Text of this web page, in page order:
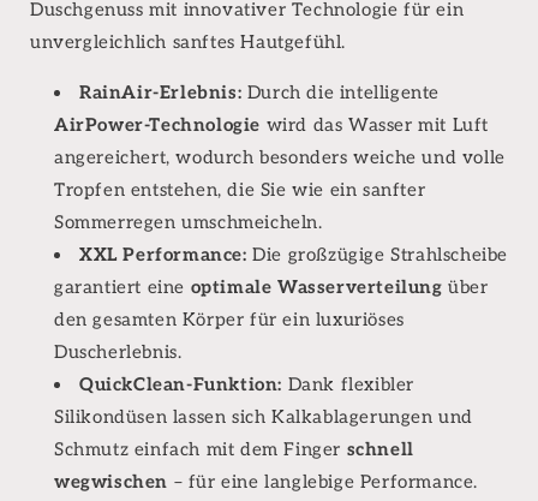
Duschgenuss mit innovativer Technologie für ein
unvergleichlich sanftes Hautgefühl.
RainAir-Erlebnis: Durch die intelligente
AirPower-Technologie wird das Wasser mit Luft
angereichert, wodurch besonders weiche und volle
Tropfen entstehen, die Sie wie ein sanfter
Sommerregen umschmeicheln.
XXL Performance: Die großzügige Strahlscheibe
garantiert eine optimale Wasserverteilung über
den gesamten Körper für ein luxuriöses
Duscherlebnis.
QuickClean-Funktion: Dank flexibler
Silikondüsen lassen sich Kalkablagerungen und
Schmutz einfach mit dem Finger schnell
wegwischen – für eine langlebige Performance.